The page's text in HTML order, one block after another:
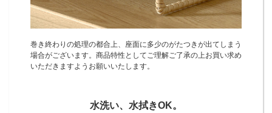
巻き終わりの処理の都合上、座面に多少のがたつきが出てしまう
場合がございます。商品特性としてご理解ご了承の上お買い求め
いただきますようお願いいたします。
水洗い、水拭きOK。